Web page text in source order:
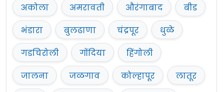
अकोला अमरावती औरंगाबाद
बीड
भंडारा
बुलढाणा चंद्रपूर
धुळे
गडचिरोली
गोंदिया
हिंगोली
जालना
जळगाव कोल्हापूर
लातूर